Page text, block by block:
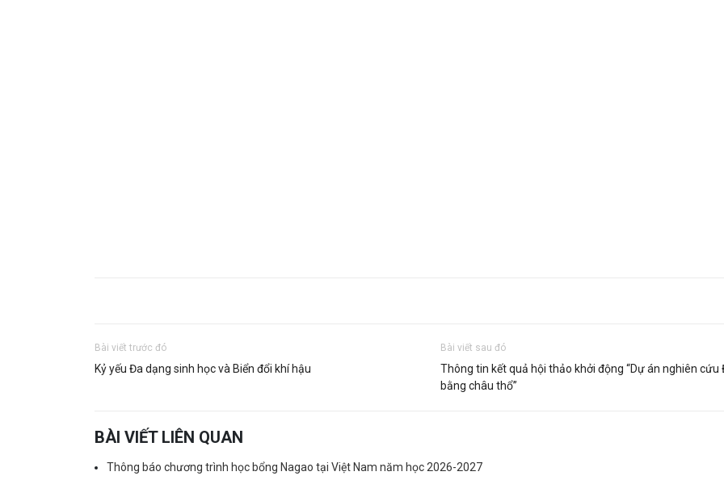
Bài viết trước đó
Kỷ yếu Đa dạng sinh học và Biển đổi khí hậu
Bài viết sau đó
Thông tin kết quả hội thảo khởi động “Dự án nghiên cứu
bằng châu thổ”
BÀI VIẾT LIÊN QUAN
Thông báo chương trình học bổng Nagao tại Việt Nam năm học 2026-2027